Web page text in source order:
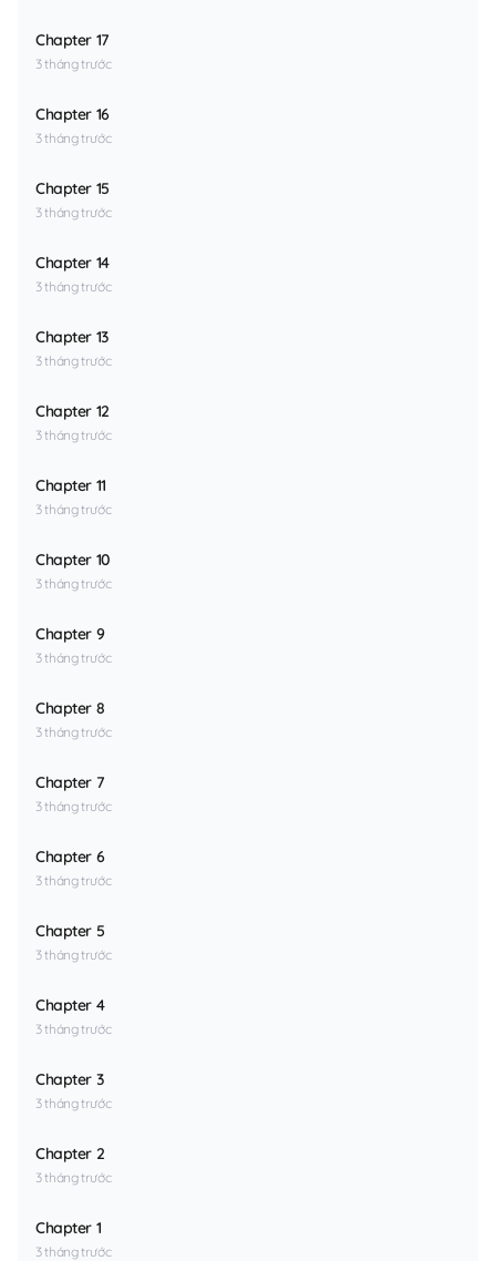
Chapter 17
3 tháng trước
Chapter 16
3 tháng trước
Chapter 15
3 tháng trước
Chapter 14
3 tháng trước
Chapter 13
3 tháng trước
Chapter 12
3 tháng trước
Chapter 11
3 tháng trước
Chapter 10
3 tháng trước
Chapter 9
3 tháng trước
Chapter 8
3 tháng trước
Chapter 7
3 tháng trước
Chapter 6
3 tháng trước
Chapter 5
3 tháng trước
Chapter 4
3 tháng trước
Chapter 3
3 tháng trước
Chapter 2
3 tháng trước
Chapter 1
3 tháng trước